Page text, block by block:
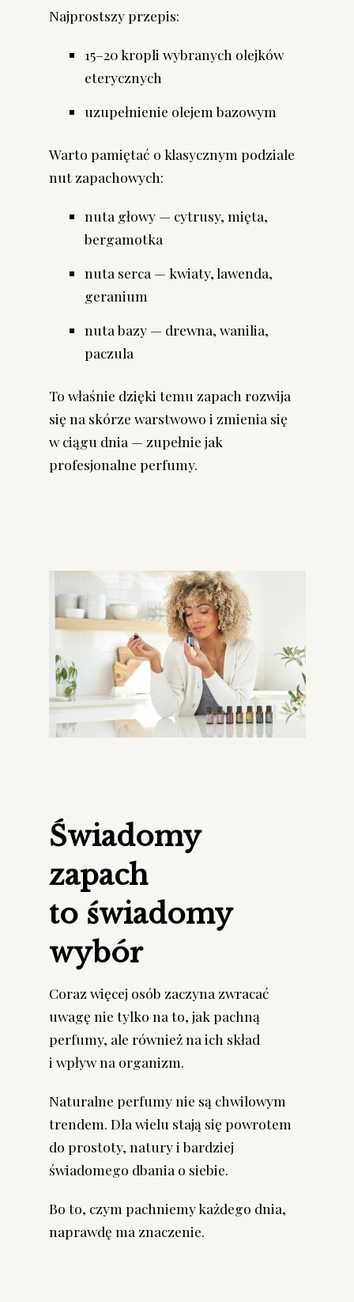
Najprostszy przepis:
15–20 kropli wybranych olejków
eterycznych
uzupełnienie olejem bazowym
Warto pamiętać o klasycznym podziale
nut zapachowych:
nuta głowy — cytrusy, mięta,
bergamotka
nuta serca — kwiaty, lawenda,
geranium
nuta bazy — drewna, wanilia,
paczula
To właśnie dzięki temu zapach rozwija
się na skórze warstwowo i zmienia się
w ciągu dnia — zupełnie jak
profesjonalne perfumy.
Świadomy
zapach
to świadomy
wybór
Coraz więcej osób zaczyna zwracać
uwagę nie tylko na to, jak pachną
perfumy, ale również na ich skład
i wpływ na organizm.
Naturalne perfumy nie są chwilowym
trendem. Dla wielu stają się powrotem
do prostoty, natury i bardziej
świadomego dbania o siebie.
Bo to, czym pachniemy każdego dnia,
naprawdę ma znaczenie.